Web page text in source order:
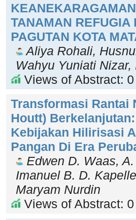
TANAMAN
PAGUTAN KOTA
Aliya Rohali,
Wahyu Yuniati Nizar,
Views of Abstract:
Transformasi Rantai
Houtt)
Kebijakan Hilirisasi
Pangan Di Era
Edwen D. Waas,
Imanuel B. D.
Maryam Nurdin
Views of Abstract: